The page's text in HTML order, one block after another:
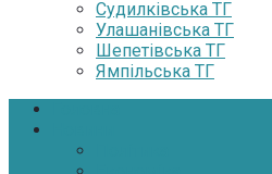
Судилківська ТГ
Улашанівська ТГ
Шепетівська ТГ
Ямпільська ТГ